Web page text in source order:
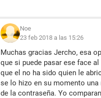
Noe
23 feb 2018 a las 15:26
Muchas gracias Jercho, esa
que si puede pasar ese face
que el no ha sido quien le
se lo hizo en su momento
de la contraseña. Yo